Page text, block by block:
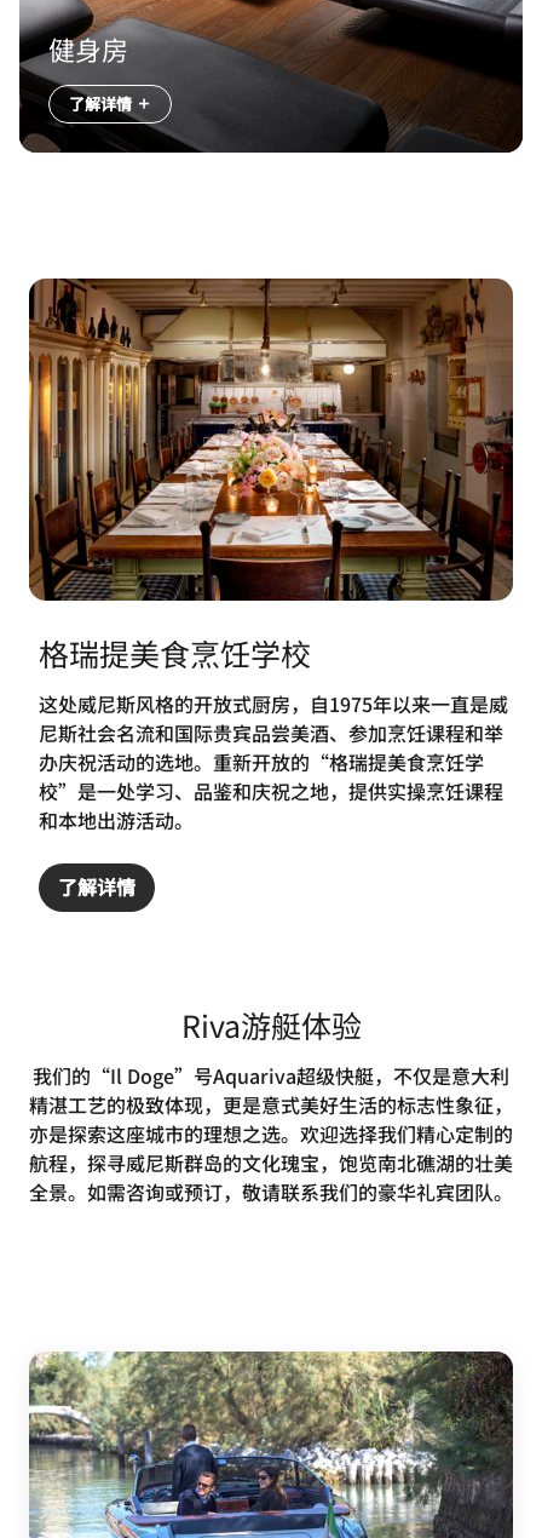
健身房
了解详情
格瑞提美食烹饪学校
这处威尼斯风格的开放式厨房，自1975年以来一直是威
尼斯社会名流和国际贵宾品尝美酒、参加烹饪课程和举
办庆祝活动的选地。重新开放的“格瑞提美食烹饪学
校”是一处学习、品鉴和庆祝之地，提供实操烹饪课程
和本地出游活动。
了解详情
Riva游艇体验
我们的“Il Doge”号Aquariva超级快艇，不仅是意大利
精湛工艺的极致体现，更是意式美好生活的标志性象征，
亦是探索这座城市的理想之选。欢迎选择我们精心定制的
航程，探寻威尼斯群岛的文化瑰宝，饱览南北礁湖的壮美
全景。如需咨询或预订，敬请联系我们的豪华礼宾团队。